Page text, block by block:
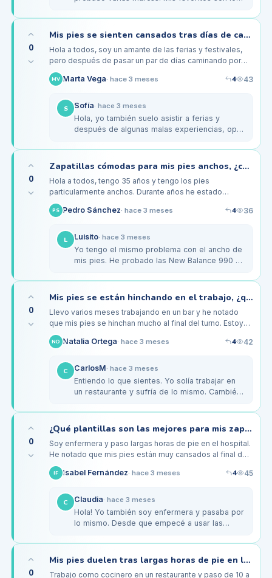
Además, tienen un modelo…
0
Mis pies se sienten cansados tras días de caminar en la feria, ¿qué calzado usar?
Hola a todos, soy un amante de las ferias y festivales,
pero después de pasar un par de días caminando por
ahí, mis pies terminan doliendo y sintiéndome cansado.
Este fin de…
MV Marta Vega· hace 3 meses 4 43
S Sofía· hace 3 meses
Hola, yo también suelo asistir a ferias y
después de algunas malas experiencias, opté
buen soporte. Me han…
0
Zapatillas cómodas para mis pies anchos, ¿cuáles han funcionado para ustedes?
Hola a todos, tengo 35 años y tengo los pies
particularmente anchos. Durante años he estado
batallando para encontrar zapatillas que no me hagan
sentir como si me estuvieran…
PS Pedro Sánchez· hace 3 meses 4 36
L Luisito· hace 3 meses
Yo tengo el mismo problema con el ancho de
mis pies. He probado las New Balance 990 y
han funcionado bien las…
0
Mis pies se están hinchando en el trabajo, ¿qué calzado debo usar?
Llevo varios meses trabajando en un bar y he notado
que mis pies se hinchan mucho al final del turno. Estoy
de pie casi todo el día, y aunque trato de moverme entre
los pedidos,…
NO Natalia Ortega· hace 3 meses 4 42
C CarlosM· hace 3 meses
Entiendo lo que sientes. Yo solía trabajar en
un restaurante y sufría de lo mismo. Cambié a
amortiguación y soporte, y eso…
0
¿Qué plantillas son las mejores para mis zapatos de trabajo como enfermera?
Soy enfermera y paso largas horas de pie en el hospital.
He notado que mis pies están muy cansados al final del
turno y, a veces, tengo molestias en las plantas. He
estado usando…
IF Isabel Fernández· hace 3 meses 4 45
C Claudia· hace 3 meses
Hola! Yo también soy enfermera y pasaba por
lo mismo. Desde que empecé a usar las
final del día. Tienen buen…
0
Mis pies duelen tras largas horas de pie en la cocina, ¿qué calzado usar?
Trabajo como cocinero en un restaurante y paso de 10 a